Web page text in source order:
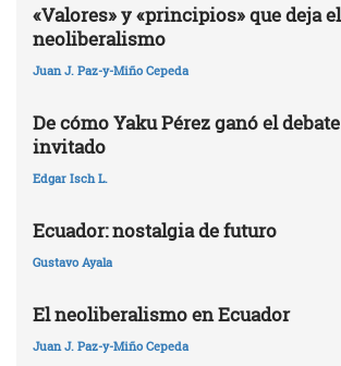
«Valores» y «principios» que deja el
neoliberalismo
Juan J. Paz-y-Miño Cepeda
De cómo Yaku Pérez ganó el
invitado
Edgar Isch L.
Ecuador: nostalgia de futuro
Gustavo Ayala
El neoliberalismo en Ecuador
Juan J. Paz-y-Miño Cepeda